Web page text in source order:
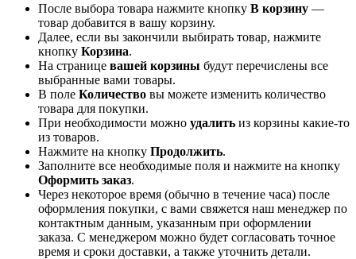
После выбора товара нажмите кнопку В корзину —
товар добавится в вашу корзину.
Далее, если вы закончили выбирать товар, нажмите
кнопку Корзина.
На странице вашей корзины будут перечислены все
выбранные вами товары.
В поле Количество вы можете изменить количество
товара для покупки.
При необходимости можно удалить из корзины какие-то
из товаров.
Нажмите на кнопку Продолжить.
Заполните все необходимые поля и нажмите на кнопку
Оформить заказ.
Через некоторое время (обычно в течение часа) после
оформления покупки, с вами свяжется наш менеджер по
контактным данным, указанным при оформлении
заказа. С менеджером можно будет согласовать точное
время и сроки доставки, а также уточнить детали.